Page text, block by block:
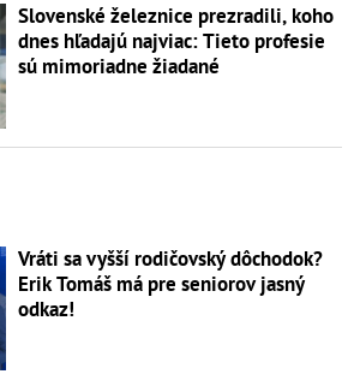
Slovenské železnice prezradili, koho
dnes hľadajú najviac: Tieto profesie
sú mimoriadne žiadané
Vráti sa vyšší rodičovský dôchodok?
Erik Tomáš má pre seniorov jasný
odkaz!